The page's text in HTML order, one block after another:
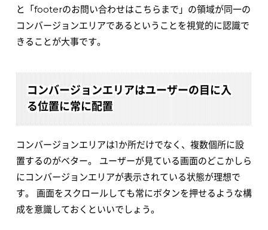
と「footerのお問い合わせはこちらまで」の領域が同一の
コンバージョンエリアであるということを視覚的に認識で
きることが大事です。
コンバージョンエリアはユーザーの目に入
る位置に常に配置
コンバージョンエリアは1か所だけでなく、複数個所に設
置するのがベター。 ユーザーが見ている画面のどこかしら
にコンバージョンエリアが表示されている状態が理想で
す。 画面をスクロールしても常にボタンを押せるような構
成を意識しておくといいでしょう。